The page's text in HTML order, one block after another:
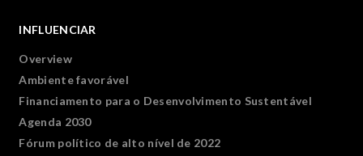
INFLUENCIAR
Overview
Ambiente favorável
Financiamento para o Desenvolvimento Sustentável
Agenda 2030
Fórum político de alto nível de 2022